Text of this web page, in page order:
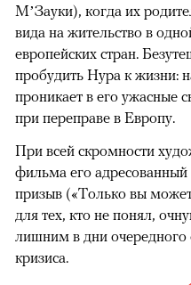
М’Зауки), когда их
вида на жительство в
европейских стран.
пробудить Нура к жизни:
проникает в его ужасные
при переправе в Европу.
При всей скромности
фильма его
призыв («Только вы
для тех, кто не понял,
лишним в дни очередного
кризиса.